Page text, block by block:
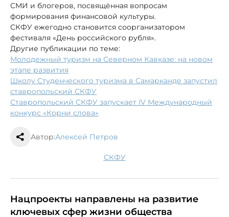
СМИ и блогеров, посвящённая вопросам
формирования финансовой культуры.
СКФУ ежегодно становится соорганизатором
фестиваля «День российского рубля».
Другие публикации по теме:
Молодежный туризм на Северном Кавказе: на новом
этапе развития
Школу Студенческого туризма в Самарканде запустил
ставропольский СКФУ
Ставропольский СКФУ запускает IV Международный
конкурс «Корни слова»
Автор:Алексей Петров
СКФУ
Нацпроекты направлены на развитие
ключевых сфер жизни общества